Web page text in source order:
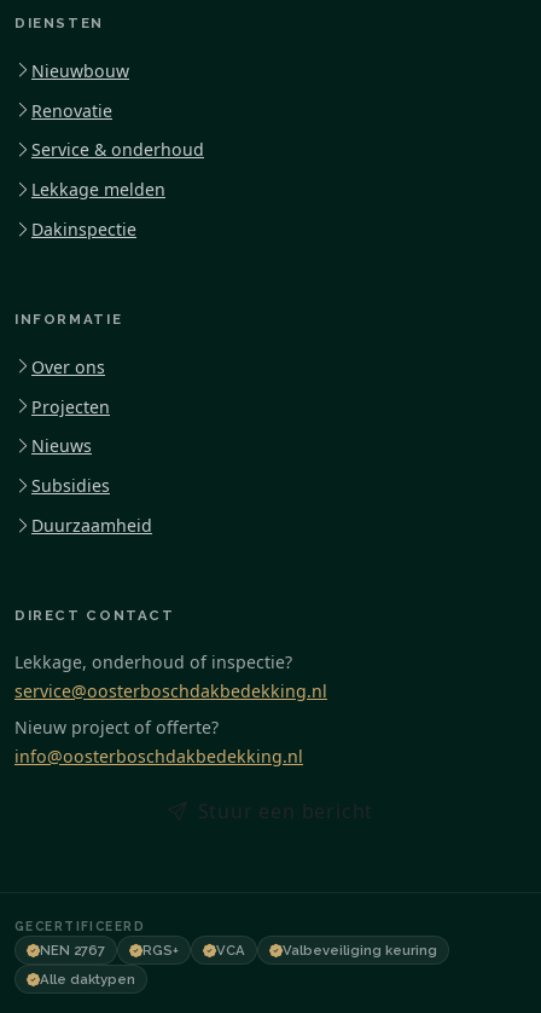
DIENSTEN
Nieuwbouw
Renovatie
Service & onderhoud
Lekkage melden
Dakinspectie
INFORMATIE
Over ons
Projecten
Nieuws
Subsidies
Duurzaamheid
DIRECT CONTACT
Lekkage, onderhoud of inspectie?
service@oosterboschdakbedekking.nl
Nieuw project of offerte?
info@oosterboschdakbedekking.nl
Stuur een bericht
GECERTIFICEERD
NEN 2767 RGS+ VCA
Valbeveiliging keuring
Alle daktypen